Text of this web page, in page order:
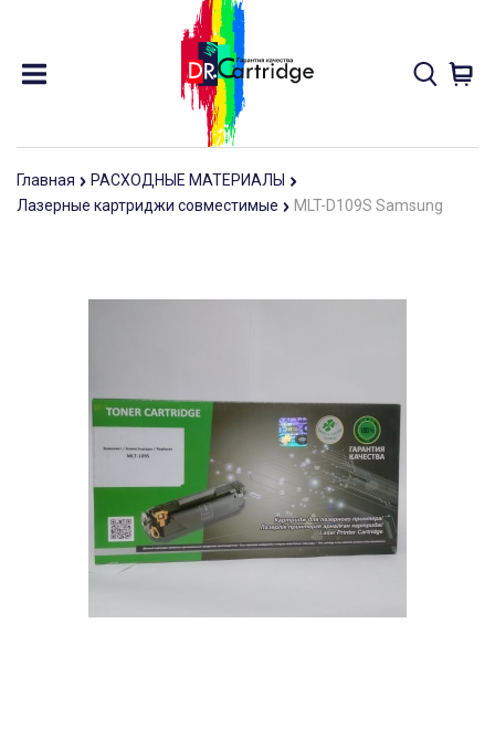
Главная
РАСХОДНЫЕ МАТЕРИАЛЫ
Лазерные картриджи совместимые
MLT-D109S Samsung